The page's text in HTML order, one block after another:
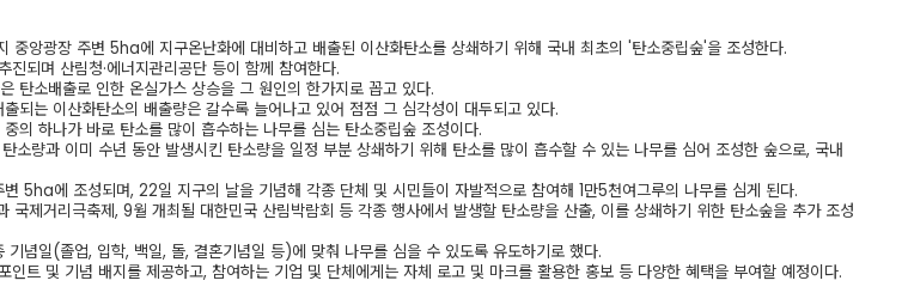
중앙광장 주변 5ha에 지구온난화에 대비하고 배출된 이산화탄소를 상쇄하기 위해 국내 최초의 '탄소중립숲'을 조성한다.
되며 산림청·에너지관리공단 등이 함께 참여한다.
탄소배출로 인한 온실가스 상승을 그 원인의 한가지로 꼽고 있다.
되는 이산화탄소의 배출량은 갈수록 늘어나고 있어 점점 그 심각성이 대두되고 있다.
의 하나가 바로 탄소를 많이 흡수하는 나무를 심는 탄소중립숲 조성이다.
소량과 이미 수년 동안 발생시킨 탄소량을 일정 부분 상쇄하기 위해 탄소를 많이 흡수할 수 있는 나무를 심어 조성한 숲으로, 국내
5ha에 조성되며, 22일 지구의 날을 기념해 각종 단체 및 시민들이 자발적으로 참여해 1만5천여그루의 나무를 심게 된다.
국제거리극축제, 9월 개최될 대한민국 산림박람회 등 각종 행사에서 발생할 탄소량을 산출, 이를 상쇄하기 위한 탄소숲을 추가 조성
기념일(졸업, 입학, 백일, 돌, 결혼기념일 등)에 맞춰 나무를 심을 수 있도록 유도하기로 했다.
트 및 기념 배지를 제공하고, 참여하는 기업 및 단체에게는 자체 로고 및 마크를 활용한 홍보 등 다양한 혜택을 부여할 예정이다.